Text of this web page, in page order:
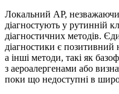
Локальний АР, незважаючи
діагностують у рутинній
діагностичних методів.
діагностики є позитивний
а інші методи, такі як
з аероалергенами або
поки що недоступні в